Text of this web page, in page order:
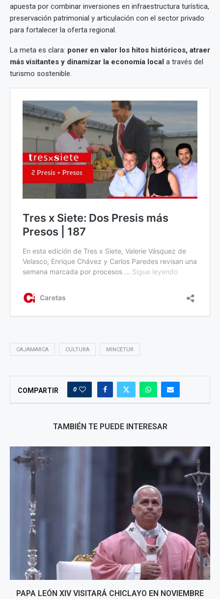
apuesta por combinar inversiones en infraestructura turística,
preservación patrimonial y articulación con el sector privado
para fortalecer la oferta regional.
La meta es clara: poner en valor los hitos históricos, atraer
más visitantes y dinamizar la economía local a través del
turismo sostenible.
CAJAMARCA CULTURA MINCETUR
COMPARTIR 0
TAMBIÉN TE PUEDE INTERESAR
PAPA LEÓN XIV VISITARÁ CHICLAYO EN NOVIEMBRE